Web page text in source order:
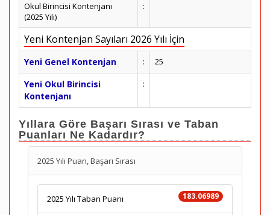
Okul Birincisi Kontenjanı
(2025 Yılı)
:
Yeni Kontenjan Sayıları 2026 Yılı İçin
Yeni Genel Kontenjan : 25
Yeni Okul Birincisi
Kontenjanı
:
Yıllara Göre Başarı Sırası ve Taban
Puanları Ne Kadardır?
2025 Yılı Puan, Başarı Sırası
183.06989
2025 Yılı Taban Puanı